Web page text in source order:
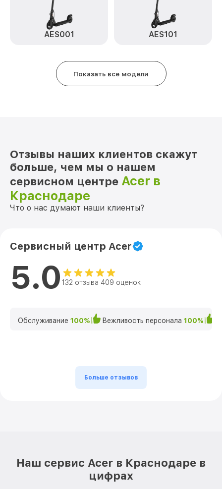
AES001 AES101
Показать все модели
Отзывы наших клиентов скажут
больше, чем мы о нашем
сервисном центре Acer в
Краснодаре
Что о нас думают наши клиенты?
Сервисный центр Acer
5.0 132 отзыва 409 оценок
Обслуживание 100% Вежливость персонала 100%
Больше отзывов
Наш сервис Acer в Краснодаре в
цифрах